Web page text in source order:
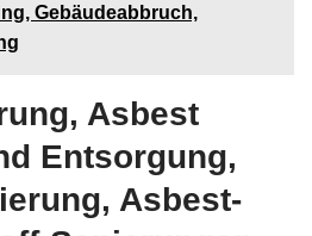
Gebäudeabbruch,
Asbest
Entsorgung,
Asbest-